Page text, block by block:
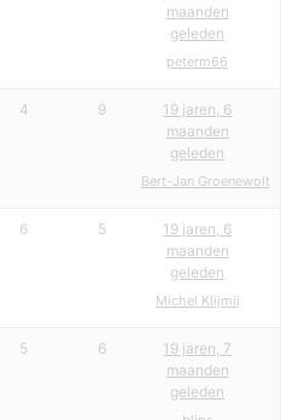
maanden
geleden
peterm66
4 9
19 jaren, 6
maanden
geleden
Bert-Jan Groenewolt
6 5
19 jaren, 6
maanden
geleden
Michel Klijmij
5 6
19 jaren, 7
maanden
geleden